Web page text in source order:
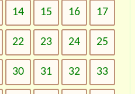
14 15 16 17
22 23 24 25
30 31 32 33